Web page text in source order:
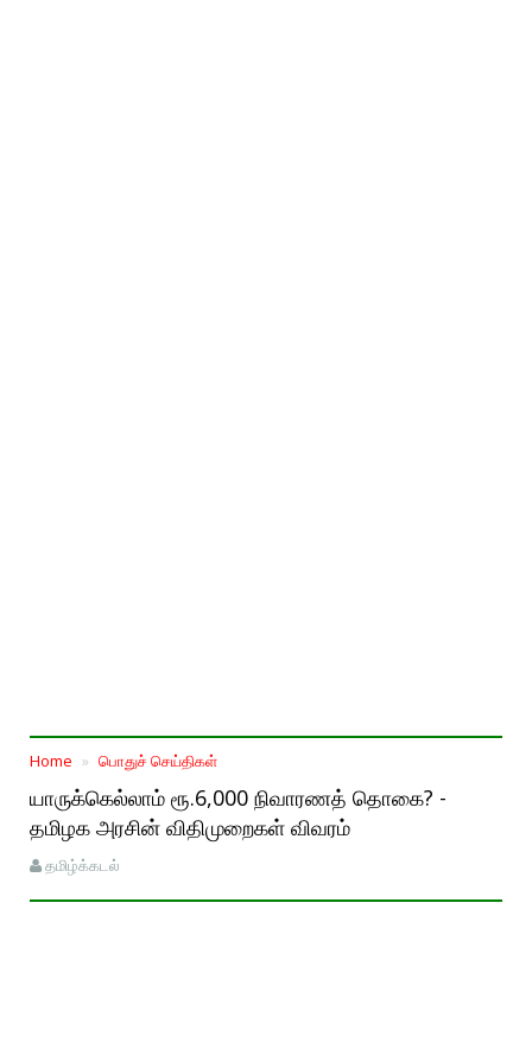
Home பொதுச் செய்திகள்
யாருக்கெல்லாம் ரூ.6,000 நிவாரணத் தொகை? -
தமிழக அரசின் விதிமுறைகள் விவரம்
தமிழ்க்கடல்